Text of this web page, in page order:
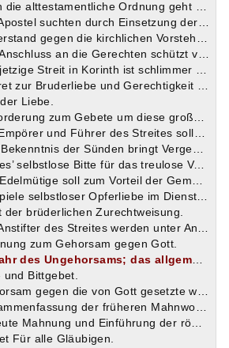
Liebe.
53. Kap. Moses’ selbstlose Bitte für das treulose Volk.
der brüderlichen Zurechtweisung.
zum Gehorsam gegen Gott.
Bittgebet.
Für alle Gläubigen.